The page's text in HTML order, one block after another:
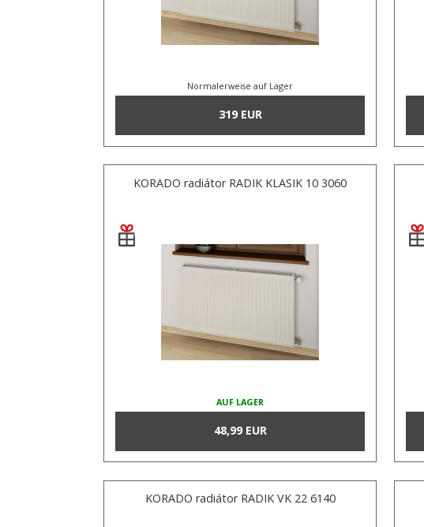
Normalerweise auf Lager
319 EUR
KORADO radiátor RADIK KLASIK 10 3060
AUF LAGER
48,99 EUR
KORADO radiátor RADIK VK 22 6140